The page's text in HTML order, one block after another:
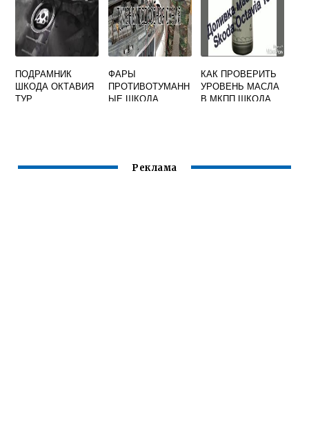
ПОДРАМНИК
ШКОДА ОКТАВИЯ
ТУР
ФАРЫ
ПРОТИВОТУМАНН
ЫЕ ШКОДА
КАК ПРОВЕРИТЬ
УРОВЕНЬ МАСЛА
В МКПП ШКОДА
Реклама